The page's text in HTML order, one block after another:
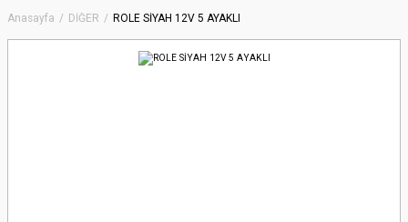
Anasayfa DİĞER ROLE SİYAH 12V 5 AYAKLI